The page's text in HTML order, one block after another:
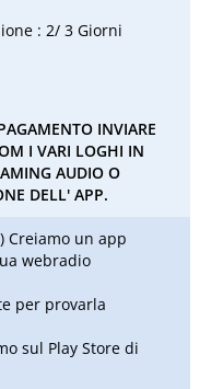
: 2/ 3 Giorni
INVIARE
I VARI LOGHI IN
AUDIO O
DELL' APP.
Creiamo un app
webradio
per provarla
sul Play Store di